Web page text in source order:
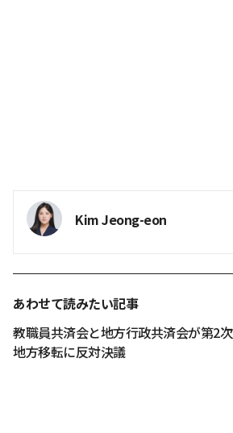
Kim Jeong-eon
あわせて読みたい記事
教職員共済会と地方行政共済会が第2次
地方移転に反対決議